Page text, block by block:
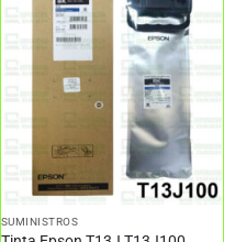
SUMINISTROS